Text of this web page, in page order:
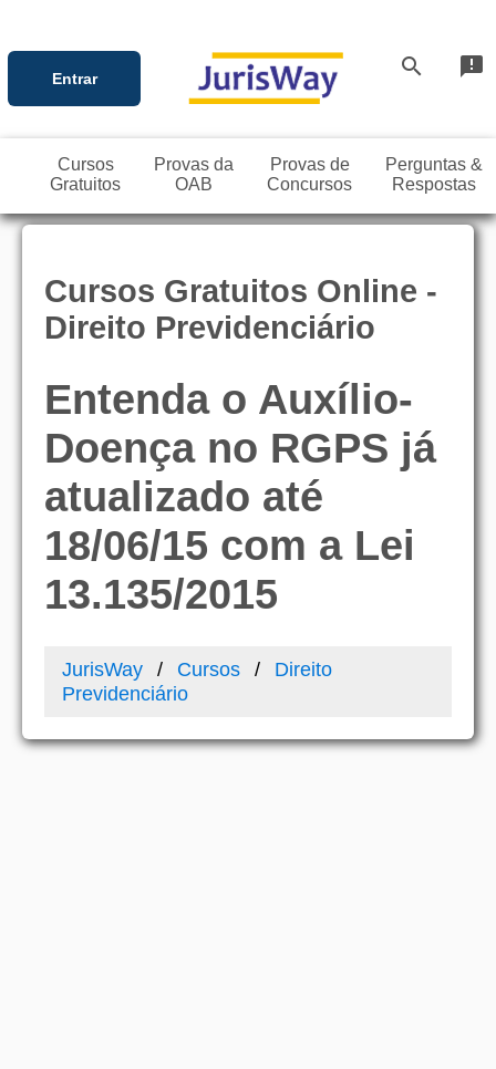
Entrar search announcement
Cursos
Gratuitos
Provas da
OAB
Provas de
Concursos
Perguntas &
Respostas
Cursos Gratuitos Online -
Direito Previdenciário
Entenda o Auxílio-
Doença no RGPS já
atualizado até
18/06/15 com a Lei
13.135/2015
JurisWay Cursos
Direito
Previdenciário